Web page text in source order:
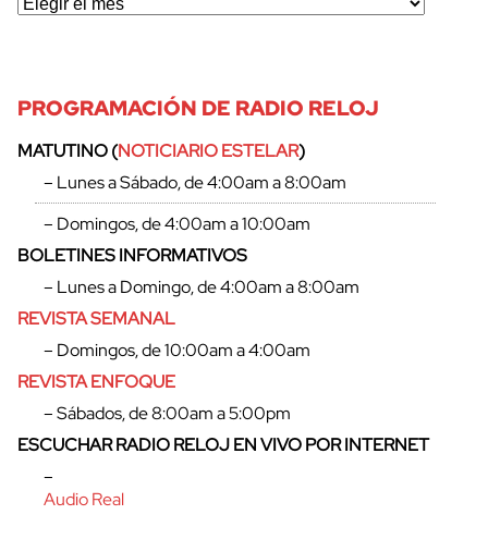
PROGRAMACIÓN DE RADIO RELOJ
MATUTINO (NOTICIARIO ESTELAR)
– Lunes a Sábado, de 4:00am a 8:00am
– Domingos, de 4:00am a 10:00am
BOLETINES INFORMATIVOS
– Lunes a Domingo, de 4:00am a 8:00am
REVISTA SEMANAL
– Domingos, de 10:00am a 4:00am
REVISTA ENFOQUE
– Sábados, de 8:00am a 5:00pm
ESCUCHAR RADIO RELOJ EN VIVO POR INTERNET
–
Audio Real